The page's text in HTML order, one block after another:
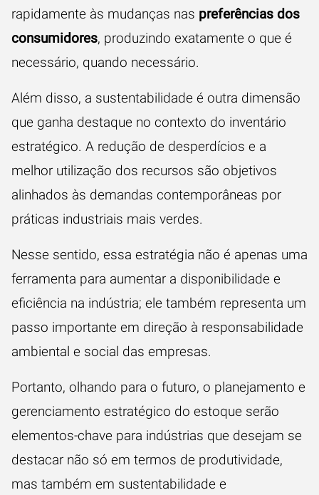
rapidamente às mudanças nas preferências dos
consumidores, produzindo exatamente o que é
necessário, quando necessário.
Além disso, a sustentabilidade é outra dimensão
que ganha destaque no contexto do inventário
estratégico. A redução de desperdícios e a
melhor utilização dos recursos são objetivos
alinhados às demandas contemporâneas por
práticas industriais mais verdes.
Nesse sentido, essa estratégia não é apenas uma
ferramenta para aumentar a disponibilidade e
eficiência na indústria; ele também representa um
passo importante em direção à responsabilidade
ambiental e social das empresas.
Portanto, olhando para o futuro, o planejamento e
gerenciamento estratégico do estoque serão
elementos-chave para indústrias que desejam se
destacar não só em termos de produtividade,
mas também em sustentabilidade e